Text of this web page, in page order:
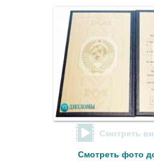
Смотреть
Смотреть фото